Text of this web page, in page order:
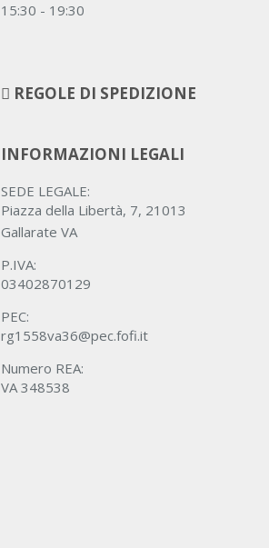
15:30 - 19:30
REGOLE DI SPEDIZIONE
INFORMAZIONI LEGALI
SEDE LEGALE:
Piazza della Libertà, 7, 21013
Gallarate VA
P.IVA:
03402870129
PEC:
rg1558va36@pec.fofi.it
Numero REA:
VA 348538